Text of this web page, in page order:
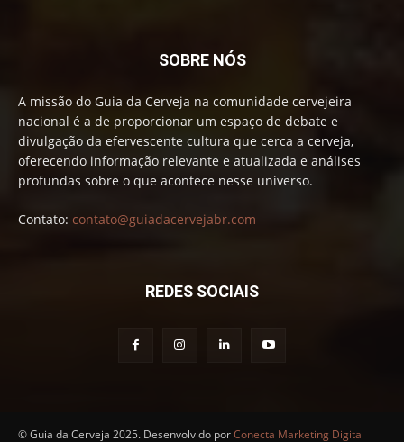
SOBRE NÓS
A missão do Guia da Cerveja na comunidade cervejeira
nacional é a de proporcionar um espaço de debate e
divulgação da efervescente cultura que cerca a cerveja,
oferecendo informação relevante e atualizada e análises
profundas sobre o que acontece nesse universo.
Contato: contato@guiadacervejabr.com
REDES SOCIAIS
© Guia da Cerveja 2025. Desenvolvido porConecta Marketing Digital